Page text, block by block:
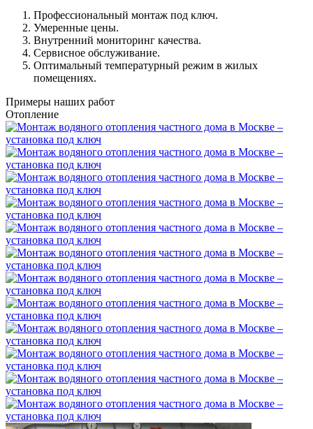
Профессиональный монтаж под ключ.
Умеренные цены.
Внутренний мониторинг качества.
Сервисное обслуживание.
Оптимальный температурный режим в жилых
помещениях.
Примеры наших работ
Отопление